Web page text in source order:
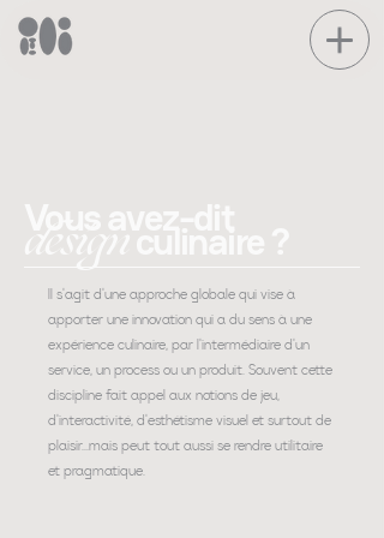
Il s'agit d'une approche globale qui vise à
apporter une innovation qui a du sens à une
expérience culinaire, par l'intermédiaire d'un
service, un process ou un produit. Souvent cette
discipline fait appel aux notions de jeu,
d'interactivité, d'esthétisme visuel et surtout de
plaisir...mais peut tout aussi se rendre utilitaire
et pragmatique.